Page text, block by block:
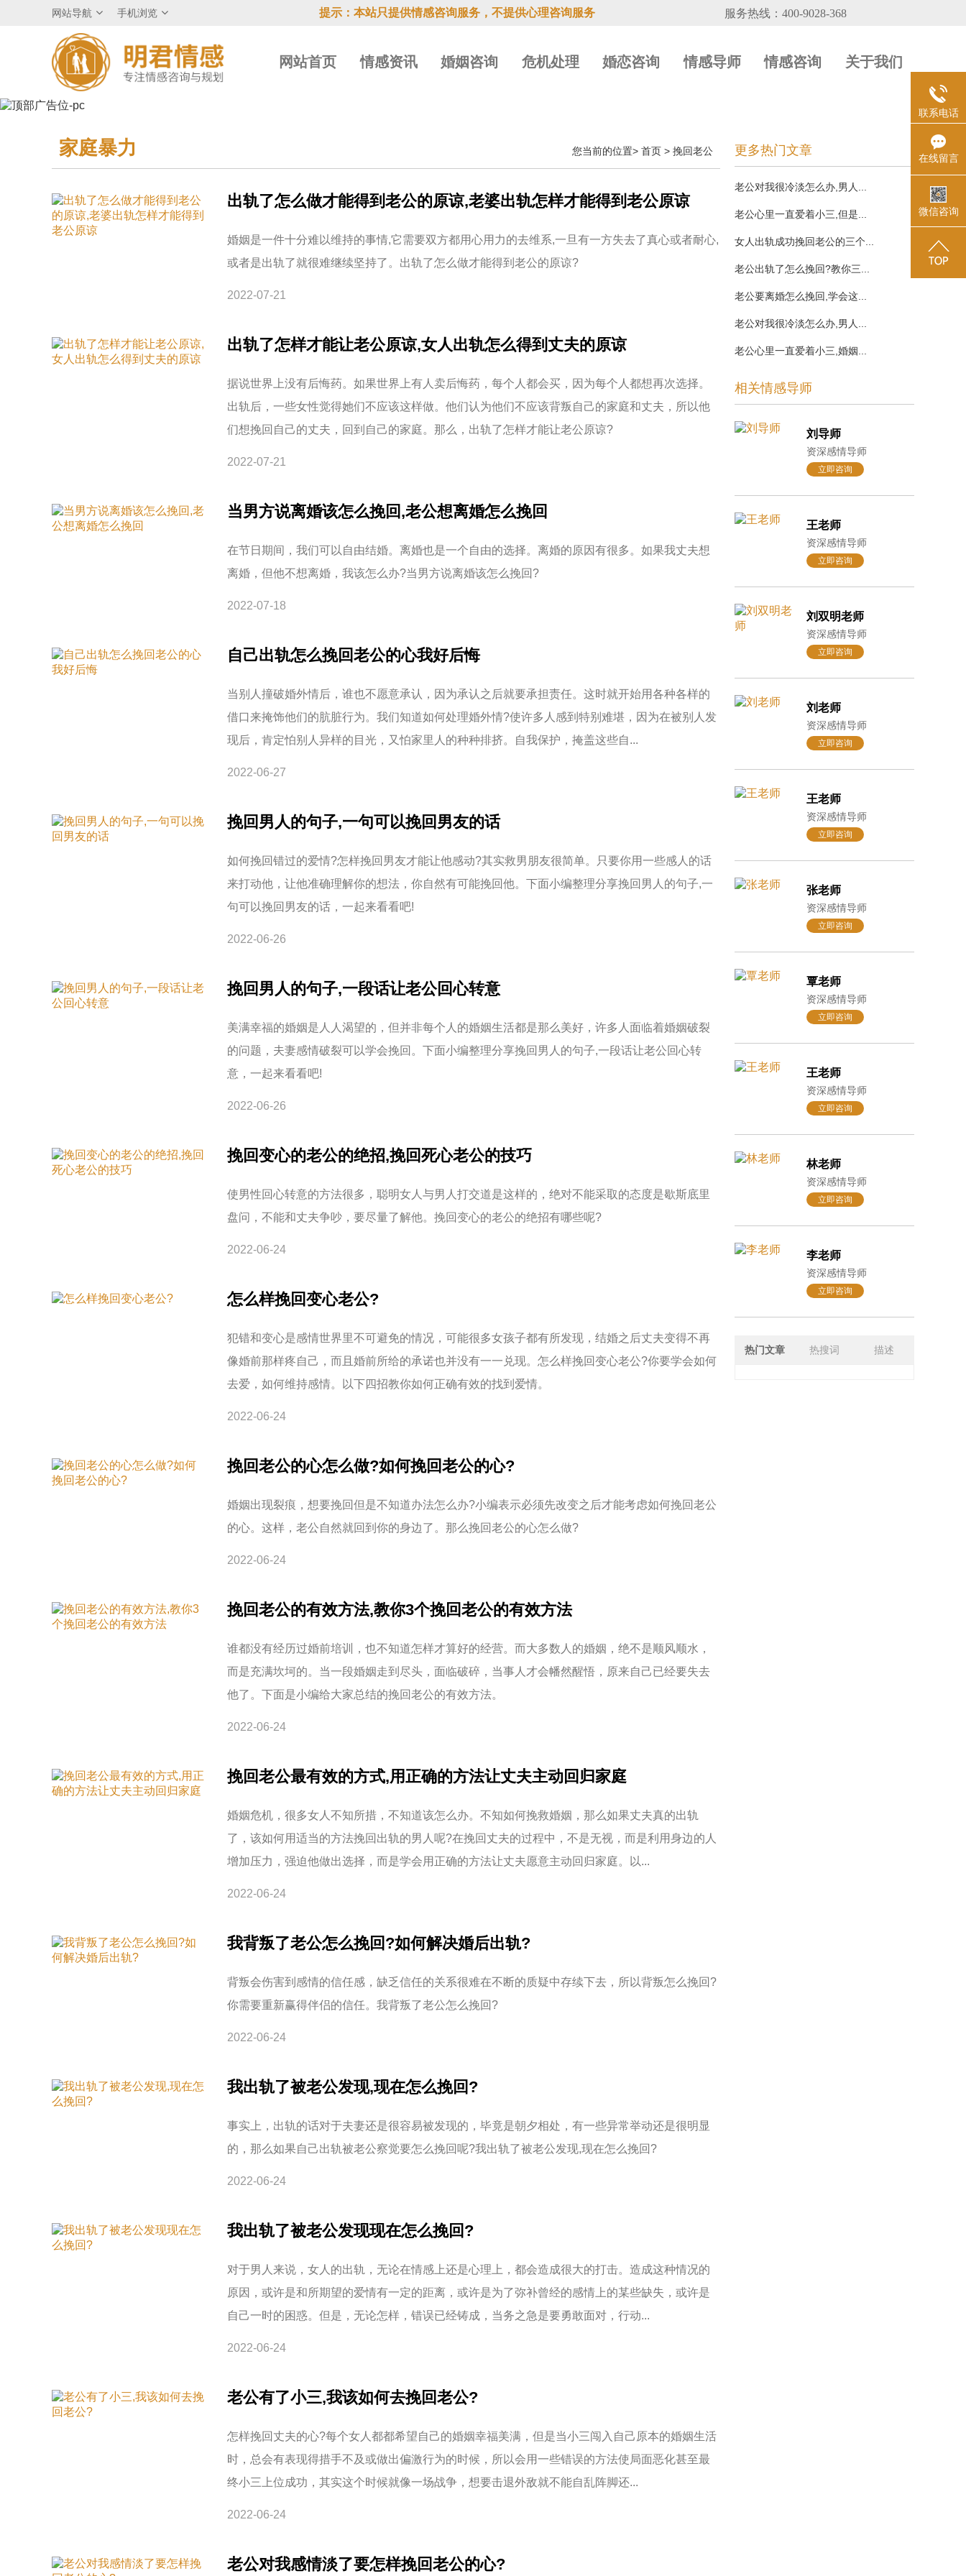
提示：本站只提供情感咨询服务，不提供心理咨询服务
网站导航 手机浏览
网站首页 情感资讯 婚姻咨询 危机处理 婚恋咨询 情感导师 情感咨询 关于我们
家庭暴力 您当前的位置> 首页 > 挽回老公
出轨了怎么做才能得到老公的原谅,老婆出轨怎样才能得到老公原谅
婚姻是一件十分难以维持的事情,它需要双方都用心用力的去维系,一旦有一方失去了真心或者耐心,
或者是出轨了就很难继续坚持了。出轨了怎么做才能得到老公的原谅?
2022-07-21
出轨了怎样才能让老公原谅,女人出轨怎么得到丈夫的原谅
据说世界上没有后悔药。如果世界上有人卖后悔药，每个人都会买，因为每个人都想再次选择。
出轨后，一些女性觉得她们不应该这样做。他们认为他们不应该背叛自己的家庭和丈夫，所以他
们想挽回自己的丈夫，回到自己的家庭。那么，出轨了怎样才能让老公原谅?
2022-07-21
当男方说离婚该怎么挽回,老公想离婚怎么挽回
在节日期间，我们可以自由结婚。离婚也是一个自由的选择。离婚的原因有很多。如果我丈夫想
离婚，但他不想离婚，我该怎么办?当男方说离婚该怎么挽回?
2022-07-18
自己出轨怎么挽回老公的心我好后悔
当别人撞破婚外情后，谁也不愿意承认，因为承认之后就要承担责任。这时就开始用各种各样的
借口来掩饰他们的肮脏行为。我们知道如何处理婚外情?使许多人感到特别难堪，因为在被别人发
现后，肯定怕别人异样的目光，又怕家里人的种种排挤。自我保护，掩盖这些自...
2022-06-27
挽回男人的句子,一句可以挽回男友的话
如何挽回错过的爱情?怎样挽回男友才能让他感动?其实救男朋友很简单。只要你用一些感人的话
来打动他，让他准确理解你的想法，你自然有可能挽回他。下面小编整理分享挽回男人的句子,一
句可以挽回男友的话，一起来看看吧!
2022-06-26
挽回男人的句子,一段话让老公回心转意
美满幸福的婚姻是人人渴望的，但并非每个人的婚姻生活都是那么美好，许多人面临着婚姻破裂
的问题，夫妻感情破裂可以学会挽回。下面小编整理分享挽回男人的句子,一段话让老公回心转
意，一起来看看吧!
2022-06-26
挽回变心的老公的绝招,挽回死心老公的技巧
使男性回心转意的方法很多，聪明女人与男人打交道是这样的，绝对不能采取的态度是歇斯底里
盘问，不能和丈夫争吵，要尽量了解他。挽回变心的老公的绝招有哪些呢?
2022-06-24
怎么样挽回变心老公?
犯错和变心是感情世界里不可避免的情况，可能很多女孩子都有所发现，结婚之后丈夫变得不再
像婚前那样疼自己，而且婚前所给的承诺也并没有一一兑现。怎么样挽回变心老公?你要学会如何
去爱，如何维持感情。以下四招教你如何正确有效的找到爱情。
2022-06-24
挽回老公的心怎么做?如何挽回老公的心?
婚姻出现裂痕，想要挽回但是不知道办法怎么办?小编表示必须先改变之后才能考虑如何挽回老公
的心。这样，老公自然就回到你的身边了。那么挽回老公的心怎么做?
2022-06-24
挽回老公的有效方法,教你3个挽回老公的有效方法
谁都没有经历过婚前培训，也不知道怎样才算好的经营。而大多数人的婚姻，绝不是顺风顺水，
而是充满坎坷的。当一段婚姻走到尽头，面临破碎，当事人才会幡然醒悟，原来自己已经要失去
他了。下面是小编给大家总结的挽回老公的有效方法。
2022-06-24
挽回老公最有效的方式,用正确的方法让丈夫主动回归家庭
婚姻危机，很多女人不知所措，不知道该怎么办。不知如何挽救婚姻，那么如果丈夫真的出轨
了，该如何用适当的方法挽回出轨的男人呢?在挽回丈夫的过程中，不是无视，而是利用身边的人
增加压力，强迫他做出选择，而是学会用正确的方法让丈夫愿意主动回归家庭。以...
2022-06-24
我背叛了老公怎么挽回?如何解决婚后出轨?
背叛会伤害到感情的信任感，缺乏信任的关系很难在不断的质疑中存续下去，所以背叛怎么挽回?
你需要重新赢得伴侣的信任。我背叛了老公怎么挽回?
2022-06-24
我出轨了被老公发现,现在怎么挽回?
事实上，出轨的话对于夫妻还是很容易被发现的，毕竟是朝夕相处，有一些异常举动还是很明显
的，那么如果自己出轨被老公察觉要怎么挽回呢?我出轨了被老公发现,现在怎么挽回?
2022-06-24
我出轨了被老公发现现在怎么挽回?
对于男人来说，女人的出轨，无论在情感上还是心理上，都会造成很大的打击。造成这种情况的
原因，或许是和所期望的爱情有一定的距离，或许是为了弥补曾经的感情上的某些缺失，或许是
自己一时的困惑。但是，无论怎样，错误已经铸成，当务之急是要勇敢面对，行动...
2022-06-24
老公有了小三,我该如何去挽回老公?
怎样挽回丈夫的心?每个女人都都希望自己的婚姻幸福美满，但是当小三闯入自己原本的婚姻生活
时，总会有表现得措手不及或做出偏激行为的时候，所以会用一些错误的方法使局面恶化甚至最
终小三上位成功，其实这个时候就像一场战争，想要击退外敌就不能自乱阵脚还...
2022-06-24
老公对我感情淡了要怎样挽回老公的心?
更多热门文章
老公对我很冷淡怎么办,男人...
老公心里一直爱着小三,但是...
女人出轨成功挽回老公的三个...
老公出轨了怎么挽回?教你三...
老公要离婚怎么挽回,学会这...
老公对我很冷淡怎么办,男人...
老公心里一直爱着小三,婚姻...
相关情感导师
刘导师
资深感情导师
立即咨询
王老师
资深感情导师
立即咨询
刘双明老师
资深感情导师
立即咨询
刘老师
资深感情导师
立即咨询
王老师
资深感情导师
立即咨询
张老师
资深感情导师
立即咨询
覃老师
资深感情导师
立即咨询
王老师
资深感情导师
立即咨询
林老师
资深感情导师
立即咨询
李老师
资深感情导师
立即咨询
热门文章 热搜词 描述
联系电话
在线留言
微信咨询